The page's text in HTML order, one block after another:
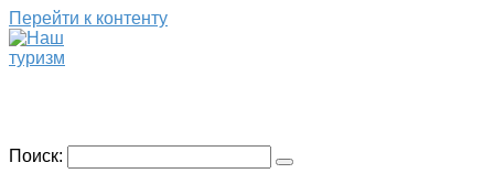
Перейти к контенту
Поиск: